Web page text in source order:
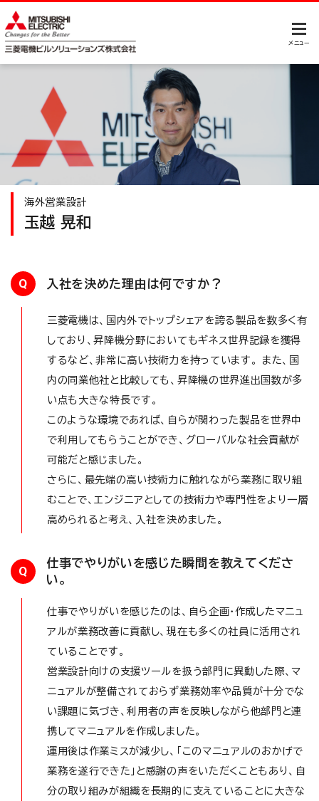
メニュー
海外営業設計
玉越 晃和
Q 入社を決めた理由は何ですか？
三菱電機は、国内外でトップシェアを誇る製品を数多く有
しており、昇降機分野においてもギネス世界記録を獲得
するなど、非常に高い技術力を持っています。 また、国
内の同業他社と比較しても、昇降機の世界進出国数が多
い点も大きな特長です。
このような環境であれば、自らが関わった製品を世界中
で利用してもらうことができ、グローバルな社会貢献が
可能だと感じました。
さらに、最先端の高い技術力に触れながら業務に取り組
むことで、エンジニアとしての技術力や専門性をより一層
高められると考え、入社を決めました。
Q
仕事でやりがいを感じた瞬間を教えてくださ
い。
仕事でやりがいを感じたのは、自ら企画・作成したマニュ
アルが業務改善に貢献し、現在も多くの社員に活用され
ていることです。
営業設計向けの支援ツールを扱う部門に異動した際、マ
ニュアルが整備されておらず業務効率や品質が十分でな
い課題に気づき、利用者の声を反映しながら他部門と連
携してマニュアルを作成しました。
運用後は作業ミスが減少し、「このマニュアルのおかげで
業務を遂行できた」と感謝の声をいただくこともあり、自
分の取り組みが組織を長期的に支えていることに大きな